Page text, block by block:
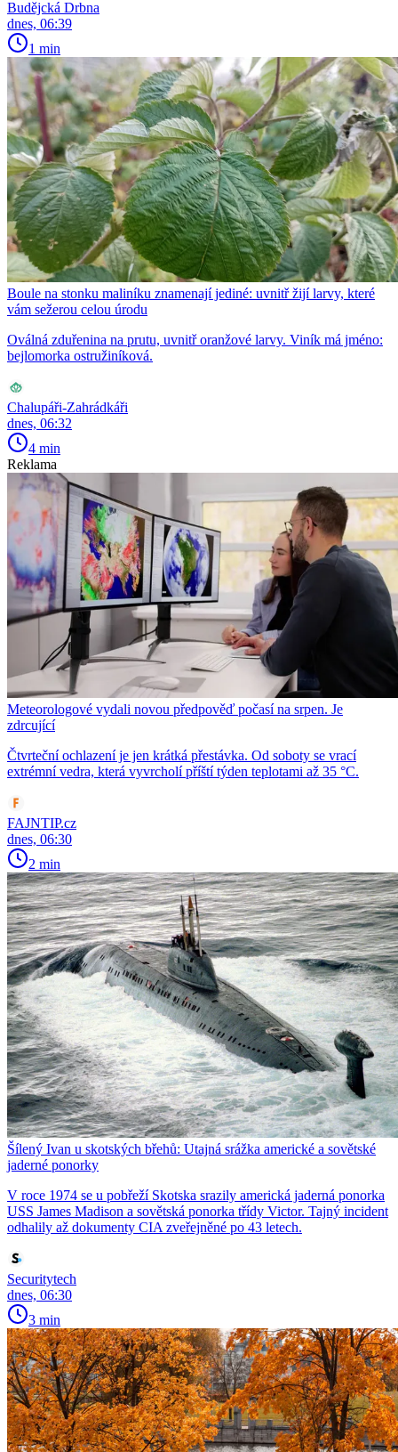
Budějcká Drbna
dnes, 06:39
1 min
Boule na stonku maliníku znamenají jediné: uvnitř žijí larvy, které
vám sežerou celou úrodu
Oválná zduřenina na prutu, uvnitř oranžové larvy. Viník má jméno:
bejlomorka ostružiníková.
Chalupáři-Zahrádkáři
dnes, 06:32
4 min
Reklama
Meteorologové vydali novou předpověď počasí na srpen. Je
zdrcující
Čtvrteční ochlazení je jen krátká přestávka. Od soboty se vrací
extrémní vedra, která vyvrcholí příští týden teplotami až 35 °C.
FAJNTIP.cz
dnes, 06:30
2 min
Šílený Ivan u skotských břehů: Utajná srážka americké a sovětské
jaderné ponorky
V roce 1974 se u pobřeží Skotska srazily americká jaderná ponorka
USS James Madison a sovětská ponorka třídy Victor. Tajný incident
odhalily až dokumenty CIA zveřejněné po 43 letech.
Securitytech
dnes, 06:30
3 min